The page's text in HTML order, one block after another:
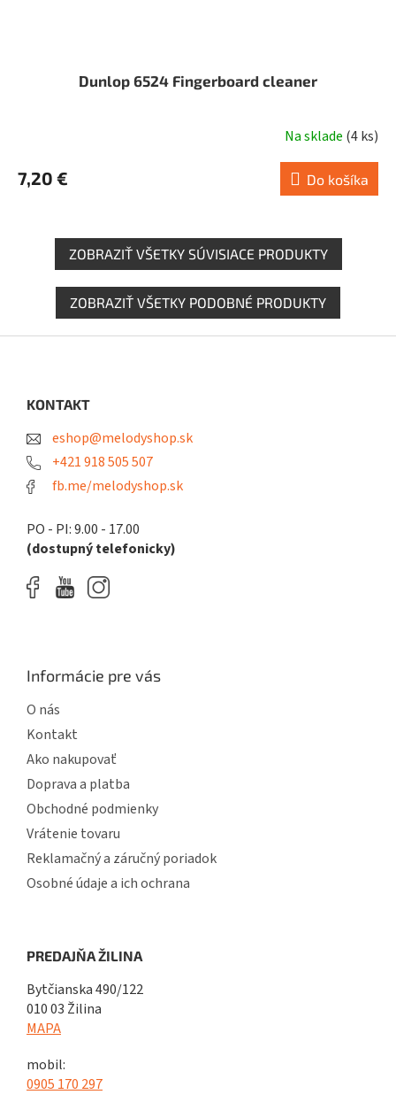
Dunlop 6524 Fingerboard cleaner
Na sklade (4 ks)
7,20 € Do košíka
ZOBRAZIŤ VŠETKY SÚVISIACE PRODUKTY
ZOBRAZIŤ VŠETKY PODOBNÉ PRODUKTY
KONTAKT
eshop@melodyshop.sk
+421 918 505 507
fb.me/melodyshop.sk
PO - PI: 9.00 - 17.00
(dostupný telefonicky)
Informácie pre vás
O nás
Kontakt
Ako nakupovať
Doprava a platba
Obchodné podmienky
Vrátenie tovaru
Reklamačný a záručný poriadok
Osobné údaje a ich ochrana
PREDAJŇA ŽILINA
Bytčianska 490/122
010 03 Žilina
MAPA
mobil:
0905 170 297